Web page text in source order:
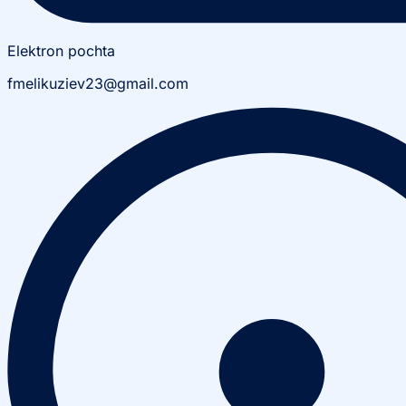
Elektron pochta
fmelikuziev23@gmail.com